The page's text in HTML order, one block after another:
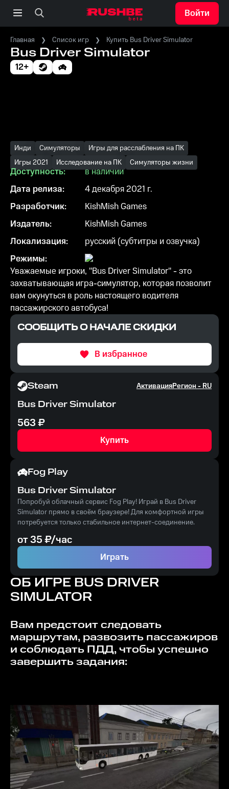
Войти
Главная Список игр Купить Bus Driver Simulator
Bus Driver Simulator
12+
Инди Симуляторы
Игры для расслабления на ПК
Игры 2021
Исследование на ПК Симуляторы жизни
Доступность:
в наличии
Дата релиза:
4 декабря 2021 г.
Разработчик:
KishMish Games
Издатель:
KishMish Games
Локализация:
русский (субтитры и озвучка)
Режимы:
Уважаемые игроки, "Bus Driver Simulator" - это
захватывающая игра-симулятор, которая позволит
вам окунуться в роль настоящего водителя
пассажирского автобуса!
СООБЩИТЬ О НАЧАЛЕ СКИДКИ
В избранное
Steam АктивацияРегион -RU
Bus Driver Simulator
563₽
Купить
Fog Play
Bus Driver Simulator
Попробуй облачный сервис Fog Play! Играй в Bus Driver
Simulator прямо в своём браузере! Для комфортной игры
потребуется только стабильное интернет-соединение.
от35₽/час
Играть
ОБ ИГРЕ BUS DRIVER
SIMULATOR
Вам предстоит следовать
маршрутам, развозить пассажиров
и соблюдать ПДД, чтобы успешно
завершить задания: